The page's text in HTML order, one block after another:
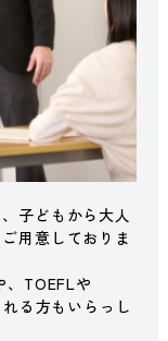
子どもから大人
用意しておりま
、TOEFLや
る方もいらっし